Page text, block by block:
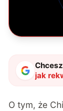
jak
O tym, że